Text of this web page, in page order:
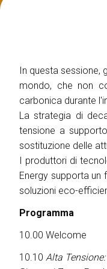
Pacchetti di
Area
VISITARE
Perchè
Info utili
Area
Biglietti
EVENTI
Call for paper
Comitato
In questa sessione,
mondo, che non
carbonica durante
La strategia di
tensione a
sostituzione delle
I produttori di
Energy supporta
soluzioni eco-
Programma
10.00 Welcome
10.10 Alta